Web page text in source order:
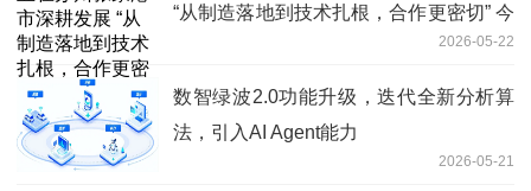
“从制造落地到技术扎根，合作更密切” 今
2026-05-22
数智绿波2.0功能升级，迭代全新分析算
法，引入AI Agent能力
2026-05-21